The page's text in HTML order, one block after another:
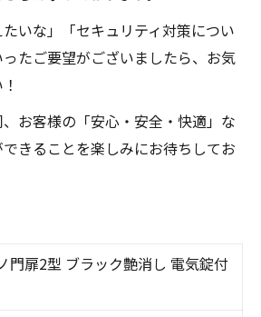
たいな」「セキュリティ対策につい
たご要望がございましたら、お気
お客様の「安心・安全・快適」な
きることを楽しみにお待ちしてお
門扉2型 ブラック艶消し 電気錠付